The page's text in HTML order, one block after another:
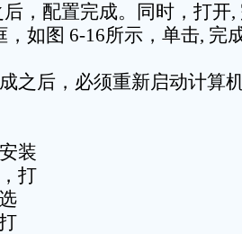
，配置完成。同时，打开,
，如图 6-16所示，单击, 完
之后，必须重新启动计算
装
打